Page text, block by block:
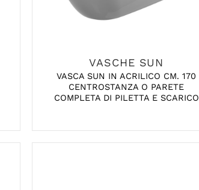
VASCHE SUN
VASCA SUN IN ACRILICO CM. 170
CENTROSTANZA O PARETE
COMPLETA DI PILETTA E SCARICO